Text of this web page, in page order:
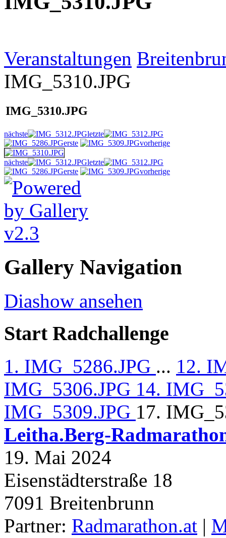
Veranstaltungen
IMG_5310.JPG
IMG_5310.JPG
nächste
letzte
erste
vorherige
nächste
letzte
erste
vorherige
Gallery Navigation
Diashow ansehen
Start Radchallenge
1. IMG_5286.JPG ... 12.
IMG_5306.JPG 14.
IMG_5309.JPG 17.
Leitha.Berg-
19. Mai 2024
Eisenstädterstraße 18
7091 Breitenbrunn
Partner: Radmarathon.at |